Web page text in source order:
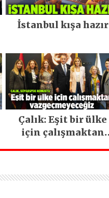
İstanbul kışa hazır
Çalık: Eşit bir ülke
için çalışmaktan